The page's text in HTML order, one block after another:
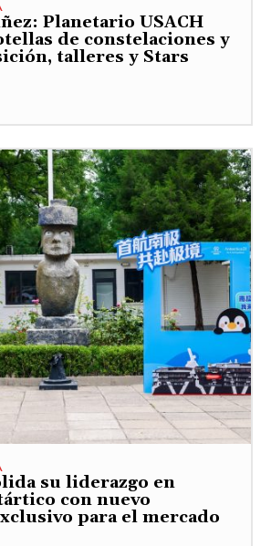
Planetario USACH
de constelaciones y
talleres y Stars
su liderazgo en
con nuevo
para el mercado